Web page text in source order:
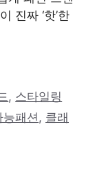
진짜 ‘핫’한
, 스타일링
능패션, 클래